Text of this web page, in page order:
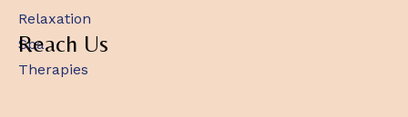
Reach Us